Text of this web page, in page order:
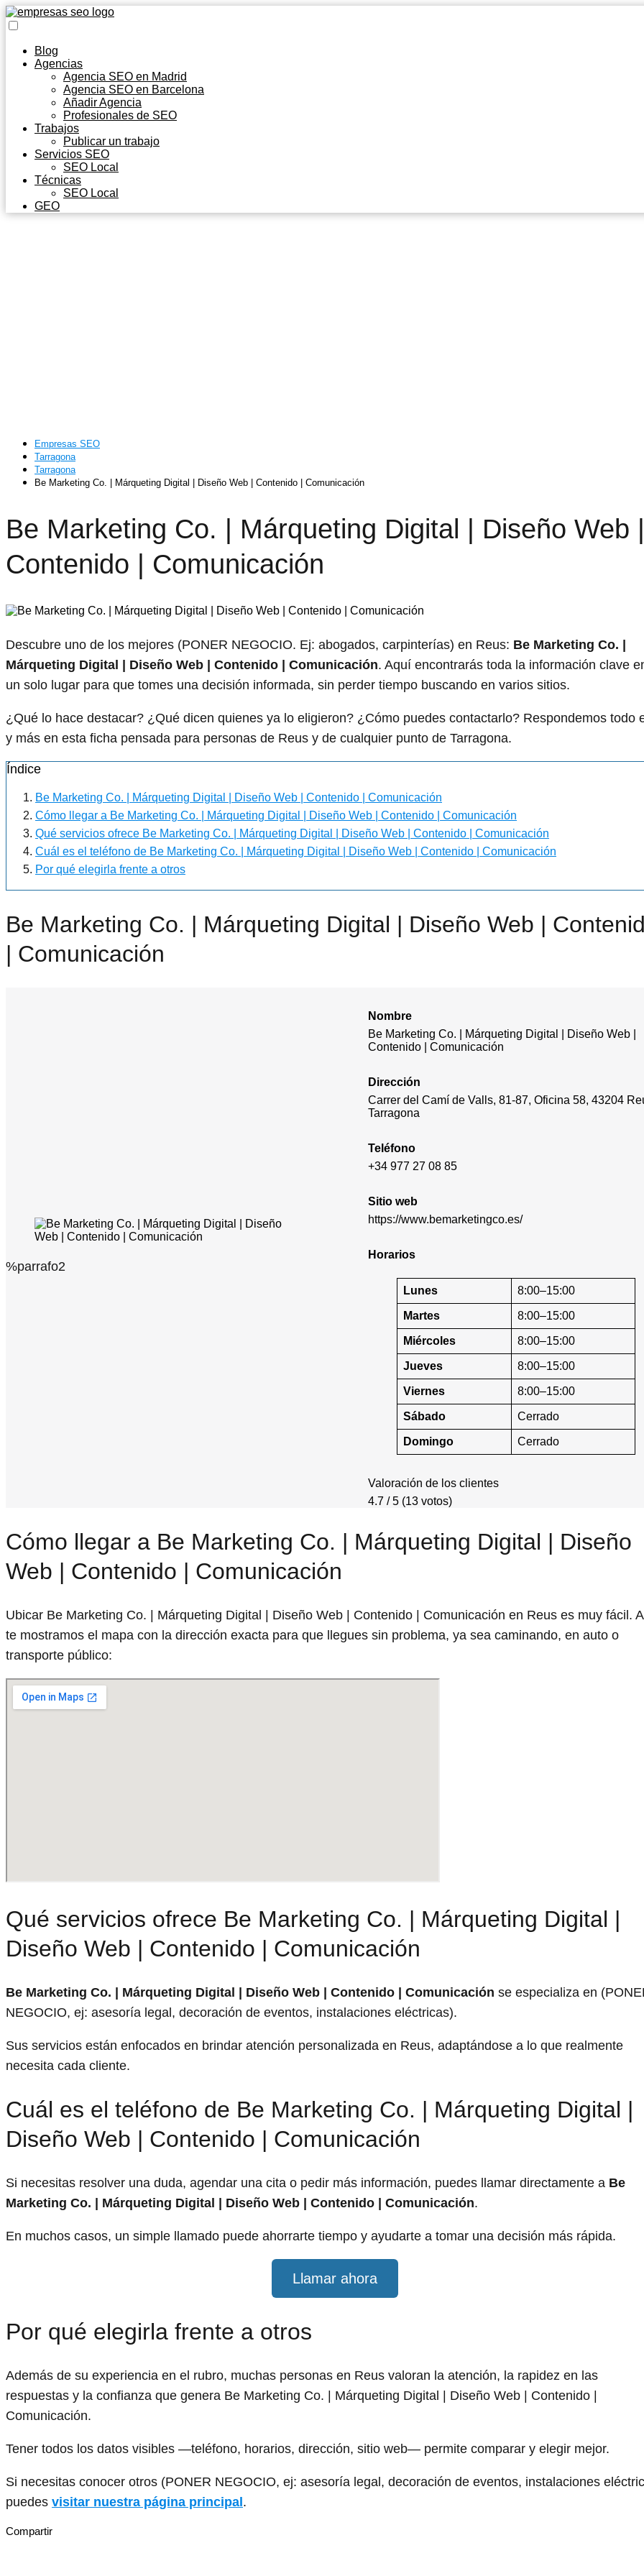
Blog
Agencias
Agencia SEO en Madrid
Agencia SEO en Barcelona
Añadir Agencia
Profesionales de SEO
Trabajos
Publicar un trabajo
Servicios SEO
SEO Local
Técnicas
SEO Local
GEO
Empresas SEO
Tarragona
Tarragona
Be Marketing Co. | Márqueting Digital | Diseño Web | Contenido | Comunicación
Be Marketing Co. | Márqueting Digital | Diseño Web |
Contenido | Comunicación
Descubre uno de los mejores (PONER NEGOCIO. Ej: abogados, carpinterías) en Reus: Be Marketing Co. |
Márqueting Digital | Diseño Web | Contenido | Comunicación. Aquí encontrarás toda la información clave
un solo lugar para que tomes una decisión informada, sin perder tiempo buscando en varios sitios.
¿Qué lo hace destacar? ¿Qué dicen quienes ya lo eligieron? ¿Cómo puedes contactarlo? Respondemos todo
y más en esta ficha pensada para personas de Reus y de cualquier punto de Tarragona.
Índice
Be Marketing Co. | Márqueting Digital | Diseño Web | Contenido | Comunicación
Cómo llegar a Be Marketing Co. | Márqueting Digital | Diseño Web | Contenido | Comunicación
Qué servicios ofrece Be Marketing Co. | Márqueting Digital | Diseño Web | Contenido | Comunicación
Cuál es el teléfono de Be Marketing Co. | Márqueting Digital | Diseño Web | Contenido | Comunicación
Por qué elegirla frente a otros
Be Marketing Co. | Márqueting Digital | Diseño Web |
| Comunicación
%parrafo2
Nombre
Be Marketing Co. | Márqueting Digital | Diseño Web |
Contenido | Comunicación
Dirección
Carrer del Camí de Valls, 81-87, Oficina 58, 43204
Tarragona
Teléfono
+34 977 27 08 85
Sitio web
https://www.bemarketingco.es/
Horarios
Lunes 8:00–15:00
Martes 8:00–15:00
Miércoles 8:00–15:00
Jueves 8:00–15:00
Viernes 8:00–15:00
Sábado Cerrado
Domingo Cerrado
Valoración de los clientes
4.7 / 5 (13 votos)
Cómo llegar a Be Marketing Co. | Márqueting Digital | Diseño
Web | Contenido | Comunicación
Ubicar Be Marketing Co. | Márqueting Digital | Diseño Web | Contenido | Comunicación en Reus es muy fácil.
te mostramos el mapa con la dirección exacta para que llegues sin problema, ya sea caminando, en auto o
transporte público:
Qué servicios ofrece Be Marketing Co. | Márqueting Digital |
Diseño Web | Contenido | Comunicación
Be Marketing Co. | Márqueting Digital | Diseño Web | Contenido | Comunicación se especializa en
NEGOCIO, ej: asesoría legal, decoración de eventos, instalaciones eléctricas).
Sus servicios están enfocados en brindar atención personalizada en Reus, adaptándose a lo que realmente
necesita cada cliente.
Cuál es el teléfono de Be Marketing Co. | Márqueting Digital |
Diseño Web | Contenido | Comunicación
Si necesitas resolver una duda, agendar una cita o pedir más información, puedes llamar directamente a Be
Marketing Co. | Márqueting Digital | Diseño Web | Contenido | Comunicación.
En muchos casos, un simple llamado puede ahorrarte tiempo y ayudarte a tomar una decisión más rápida.
Llamar ahora
Por qué elegirla frente a otros
Además de su experiencia en el rubro, muchas personas en Reus valoran la atención, la rapidez en las
respuestas y la confianza que genera Be Marketing Co. | Márqueting Digital | Diseño Web | Contenido |
Comunicación.
Tener todos los datos visibles —teléfono, horarios, dirección, sitio web— permite comparar y elegir mejor.
Si necesitas conocer otros (PONER NEGOCIO, ej: asesoría legal, decoración de eventos, instalaciones
puedes visitar nuestra página principal .
Compartir